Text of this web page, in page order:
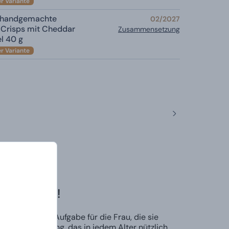
mit Cheddar
40 g
Variante
02/2027
Zusammensetzung
Codes!
bleibt die Aufgabe für die Frau, die sie